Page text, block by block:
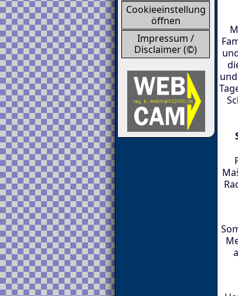
Cookieeinstellung
öffnen
Impressum /
Disclaimer (©)